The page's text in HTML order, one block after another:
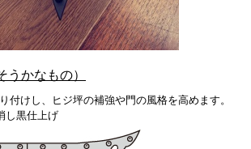
うかなもの）
付けし、ヒジ坪の補強や門の風格を高めます。
し黒仕上げ